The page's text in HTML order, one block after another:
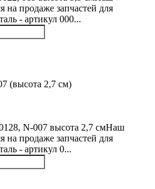
на продаже запчастей для
- артикул 000...
N-007 высота 2,7 смНаш
на продаже запчастей для
- артикул 0...